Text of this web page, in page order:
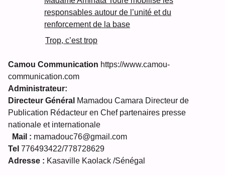
responsables autour de l’unité et du
renforcement de la base
Trop, c’est trop
Camou Communication https://www.camou-
communication.com
Administrateur:
Directeur Général Mamadou Camara Directeur de
Publication Rédacteur en Chef partenaires presse
nationale et internationale
Mail : mamadouc76@gmail.com
Tel 776493422/778728629
Adresse : Kasaville Kaolack /Sénégal